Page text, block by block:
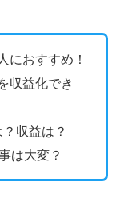
におすすめ！
収益化でき
収益は？
は大変？